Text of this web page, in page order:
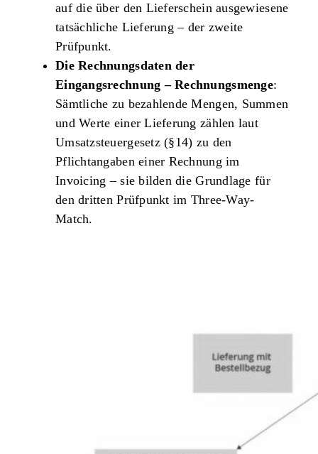
auf die über den Lieferschein ausgewiesene
tatsächliche Lieferung – der zweite
Prüfpunkt.
Die Rechnungsdaten der
Eingangsrechnung – Rechnungsmenge:
Sämtliche zu bezahlende Mengen, Summen
und Werte einer Lieferung zählen laut
Umsatzsteuergesetz (§14) zu den
Pflichtangaben einer Rechnung im
Invoicing – sie bilden die Grundlage für
den dritten Prüfpunkt im Three-Way-
Match.